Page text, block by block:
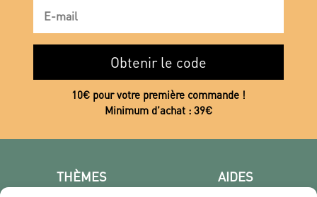
Obtenir le code
10€ pour votre première commande !
Minimum d’achat : 39€
THÈMES AIDES